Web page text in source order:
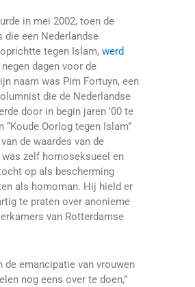
in mei 2002, toen de
een Nederlandse
tegen Islam, werd
dagen voor de
naam was Pim Fortuyn, een
die de Nederlandse
door in begin jaren ’00 te
“Koude Oorlog tegen Islam”
de waardes van de
zelf homoseksueel en
op als bescherming
als homoman. Hij hield er
te praten over anonieme
van Rotterdamse
de emancipatie van vrouwen
nog eens over te doen,”